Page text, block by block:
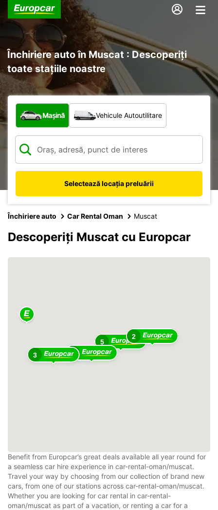
Închiriere auto în Muscat : Descoperiți
toate stațiile noastre
Ce tip de vehicul?
Mașină Vehicule Autoutilitare
Selectează locația preluării
Închiriere auto Car Rental Oman Muscat
Descoperiți Muscat cu Europcar
5
8
2
3
Benefit from Europcar’s great deals available all year round for
a seamless car hire experience in car-rental-oman/muscat.
Travel your way by choosing from our collection of brand new
cars, from one of our stations across car-rental-oman/muscat.
Whether you are looking for car rental in car-rental-
oman/muscat as part of a vacation, or renting a car for a